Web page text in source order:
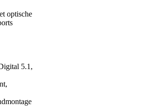
optische
5.1,